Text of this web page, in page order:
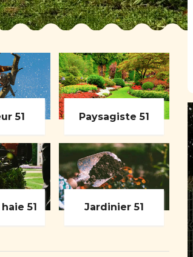
51 Paysagiste 51
51 Jardinier 51